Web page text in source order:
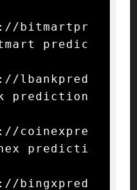
bitmartpr
predic
lbankpred
prediction
coinexpre
predicti
bingxpred